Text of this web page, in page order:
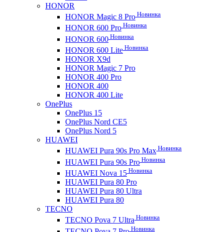
HONOR
HONOR Magic 8 Pro Новинка
HONOR 600 Pro Новинка
HONOR 600 Новинка
HONOR 600 Lite Новинка
HONOR X9d
HONOR Magic 7 Pro
HONOR 400 Pro
HONOR 400
HONOR 400 Lite
OnePlus
OnePlus 15
OnePlus Nord CE5
OnePlus Nord 5
HUAWEI
HUAWEI Pura 90s Pro Max Новинка
HUAWEI Pura 90s Pro Новинка
HUAWEI Nova 15 Новинка
HUAWEI Pura 80 Pro
HUAWEI Pura 80 Ultra
HUAWEI Pura 80
TECNO
TECNO Pova 7 Ultra Новинка
Новинка